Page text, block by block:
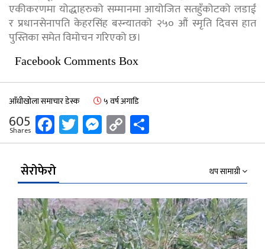
एकीकरणमा योद्धाहरुको सम्मानमा आयोजित सतहुँकोटको लडाईं
र प्रधानसेनापति केहरसिंह बस्न्यातको २५० औं स्मृति दिवस हात
पुस्तिका समेत विमोचन गरिएको छ।
Facebook Comments Box
आँधीखोला समाचार डेस्क ५ वर्ष अगाडि
605
Shares Facebook
Twitter
Messenger
Copy
Link
सेरोफेरो थप सामाग्री